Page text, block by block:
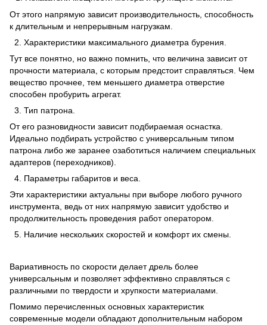
От этого напрямую зависит производительность, способность
к длительным и непрерывным нагрузкам.
2. Характеристики максимального диаметра бурения.
Тут все понятно, но важно помнить, что величина зависит от
прочности материала, с которым предстоит справляться. Чем
вещество прочнее, тем меньшего диаметра отверстие
способен пробурить агрегат.
3. Тип патрона.
От его разновидности зависит подбираемая оснастка.
Идеально подбирать устройство с универсальным типом
патрона либо же заранее озаботиться наличием специальных
адаптеров (переходников).
4. Параметры габаритов и веса.
Эти характеристики актуальны при выборе любого ручного
инструмента, ведь от них напрямую зависит удобство и
продолжительность проведения работ оператором.
5. Наличие нескольких скоростей и комфорт их смены.
Вариативность по скорости делает дрель более
универсальным и позволяет эффективно справляться с
различными по твердости и хрупкости материалами.
Помимо перечисленных основных характеристик
современные модели обладают дополнительным набором